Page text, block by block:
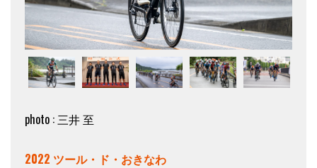
photo : 三井 至
2022 ツール・ド・おきなわ